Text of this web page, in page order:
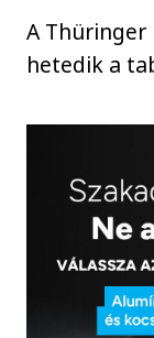
A Thüringer
hetedik a